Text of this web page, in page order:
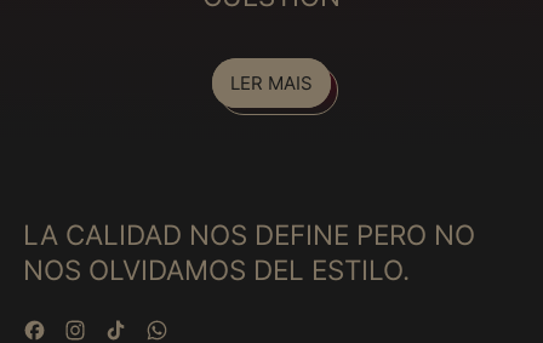
LER MAIS
LA CALIDAD NOS DEFINE PERO NO
NOS OLVIDAMOS DEL ESTILO.
FacebookInstagram
TikTokWhatsApp
Gâmbia (MXN $)
Gana (MXN $)
Geórgia (MXN $)